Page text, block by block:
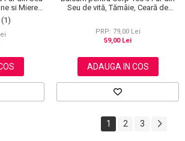
si Miere,
60 g
(1)
Seu de vită, Tămâie, Ceară de
PRP: 79,00 Lei
59,00 Lei
ADAUGA IN COS
1 2 3